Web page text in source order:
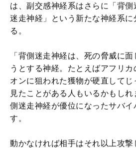
は、副交感神経系はさらに「背側
迷走神経」という新たな神経系
る。
「背側迷走神経は、死の脅威に
うとする神経。たとえばアフリカ
オンに狙われた獲物が硬直して
見たことがある人もいるかもし
側迷走神経が優位になったサバ
す。
動かなければ相手はそれ以上攻撃